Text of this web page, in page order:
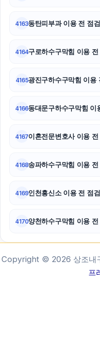
4163동탄피부과 이용 전 점
4164구로하수구막힘 이용
4165광진구하수구막힘 이
4166동대문구하수구막힘
4167이혼전문변호사 이용
4168송파하수구막힘 이용
4169인천흥신소 이용 전 점
4170양천하수구막힘 이용
Copyright © 2026 상조내
프